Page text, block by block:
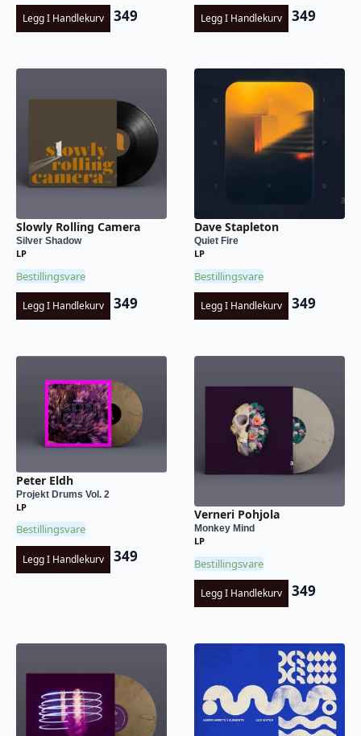
Legg I Handlekurv 349 Legg I Handlekurv 349
Slowly Rolling Camera
Silver Shadow
LP
Bestillingsvare
Legg I Handlekurv 349
Dave Stapleton
Quiet Fire
LP
Bestillingsvare
Legg I Handlekurv 349
Peter Eldh
Projekt Drums Vol. 2
LP
Bestillingsvare
Legg I Handlekurv 349
Verneri Pohjola
Monkey Mind
LP
Bestillingsvare
Legg I Handlekurv 349